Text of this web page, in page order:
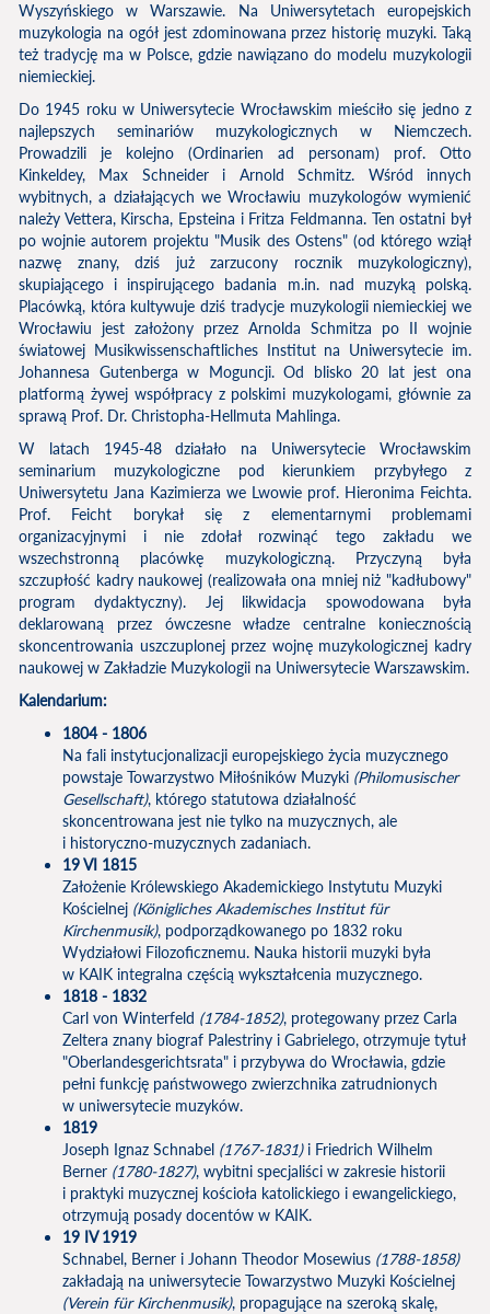
Wyszyńskiego w Warszawie. Na Uniwersytetach europejskich
muzykologia na ogół jest zdominowana przez historię muzyki. Taką
też tradycję ma w Polsce, gdzie nawiązano do modelu muzykologii
niemieckiej.
Do 1945 roku w Uniwersytecie Wrocławskim mieściło się jedno z
najlepszych seminariów muzykologicznych w Niemczech.
Prowadzili je kolejno (Ordinarien ad personam) prof. Otto
Kinkeldey, Max Schneider i Arnold Schmitz. Wśród innych
wybitnych, a działających we Wrocławiu muzykologów wymienić
należy Vettera, Kirscha, Epsteina i Fritza Feldmanna. Ten ostatni był
po wojnie autorem projektu "Musik des Ostens" (od którego wziął
nazwę znany, dziś już zarzucony rocznik muzykologiczny),
skupiającego i inspirującego badania m.in. nad muzyką polską.
Placówką, która kultywuje dziś tradycje muzykologii niemieckiej we
Wrocławiu jest założony przez Arnolda Schmitza po II wojnie
światowej Musikwissenschaftliches Institut na Uniwersytecie im.
Johannesa Gutenberga w Moguncji. Od blisko 20 lat jest ona
platformą żywej współpracy z polskimi muzykologami, głównie za
sprawą Prof. Dr. Christopha-Hellmuta Mahlinga.
W latach 1945-48 działało na Uniwersytecie Wrocławskim
seminarium muzykologiczne pod kierunkiem przybyłego z
Uniwersytetu Jana Kazimierza we Lwowie prof. Hieronima Feichta.
Prof. Feicht borykał się z elementarnymi problemami
organizacyjnymi i nie zdołał rozwinąć tego zakładu we
wszechstronną placówkę muzykologiczną. Przyczyną była
szczupłość kadry naukowej (realizowała ona mniej niż "kadłubowy"
program dydaktyczny). Jej likwidacja spowodowana była
deklarowaną przez ówczesne władze centralne koniecznością
skoncentrowania uszczuplonej przez wojnę muzykologicznej kadry
naukowej w Zakładzie Muzykologii na Uniwersytecie Warszawskim.
Kalendarium:
1804 - 1806
Na fali instytucjonalizacji europejskiego życia muzycznego
powstaje Towarzystwo Miłośników Muzyki (Philomusischer
Gesellschaft), którego statutowa działalność
skoncentrowana jest nie tylko na muzycznych, ale
i historyczno-muzycznych zadaniach.
19 VI 1815
Założenie Królewskiego Akademickiego Instytutu Muzyki
Kościelnej (Königliches Akademisches Institut für
Kirchenmusik), podporządkowanego po 1832 roku
Wydziałowi Filozoficznemu. Nauka historii muzyki była
w KAIK integralna częścią wykształcenia muzycznego.
1818 - 1832
Carl von Winterfeld (1784-1852), protegowany przez Carla
Zeltera znany biograf Palestriny i Gabrielego, otrzymuje tytuł
"Oberlandesgerichtsrata" i przybywa do Wrocławia, gdzie
pełni funkcję państwowego zwierzchnika zatrudnionych
w uniwersytecie muzyków.
1819
Joseph Ignaz Schnabel (1767-1831)i Friedrich Wilhelm
Berner (1780-1827), wybitni specjaliści w zakresie historii
i praktyki muzycznej kościoła katolickiego i ewangelickiego,
otrzymują posady docentów w KAIK.
19 IV 1919
Schnabel, Berner i Johann Theodor Mosewius (1788-1858)
zakładają na uniwersytecie Towarzystwo Muzyki Kościelnej
(Verein für Kirchenmusik), propagujące na szeroką skalę,